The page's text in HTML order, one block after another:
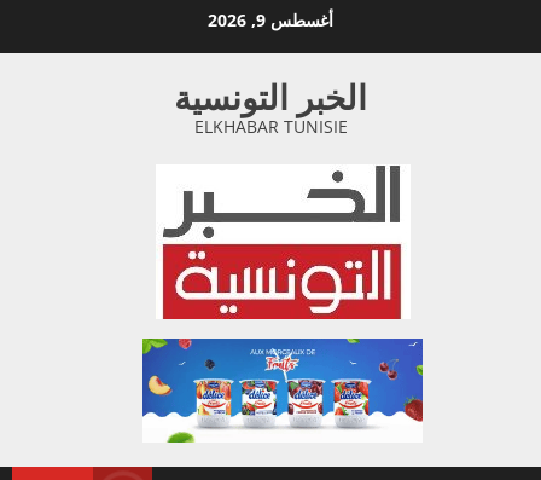
أغسطس 9, 2026
الخبر التونسية
ELKHABAR TUNISIE